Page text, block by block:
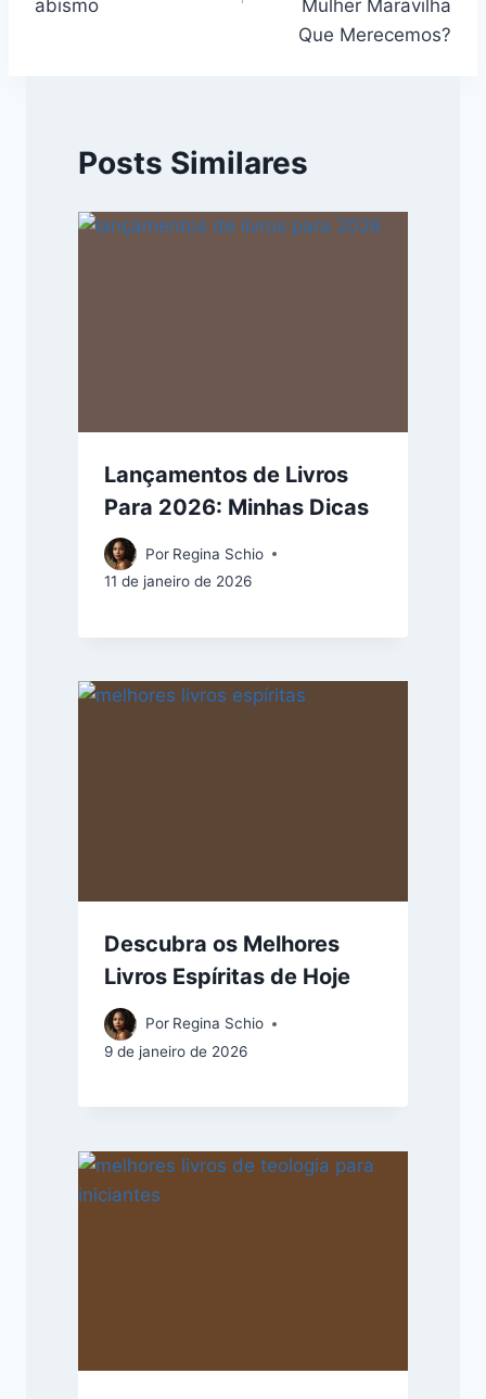
abismo
Mulher Maravilha
Que Merecemos?
Posts Similares
Lançamentos de Livros
Para 2026: Minhas Dicas
Por Regina Schio
11 de janeiro de 2026
Descubra os Melhores
Livros Espíritas de Hoje
Por Regina Schio
9 de janeiro de 2026